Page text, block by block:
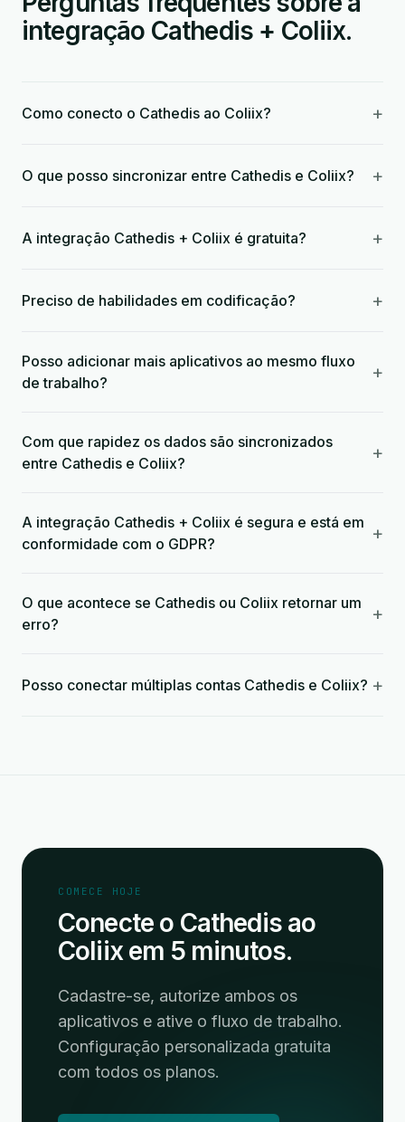
integração Cathedis + Coliix.
Como conecto o Cathedis ao Coliix? +
O que posso sincronizar entre Cathedis e Coliix? +
A integração Cathedis + Coliix é gratuita? +
Preciso de habilidades em codificação? +
Posso adicionar mais aplicativos ao mesmo fluxo
de trabalho?
+
Com que rapidez os dados são sincronizados
entre Cathedis e Coliix?
+
A integração Cathedis + Coliix é segura e está em
conformidade com o GDPR?
+
O que acontece se Cathedis ou Coliix retornar um
erro?
+
Posso conectar múltiplas contas Cathedis e Coliix? +
COMECE HOJE
Conecte o Cathedis ao
Coliix em 5 minutos.
Cadastre-se, autorize ambos os
aplicativos e ative o fluxo de trabalho.
Configuração personalizada gratuita
com todos os planos.